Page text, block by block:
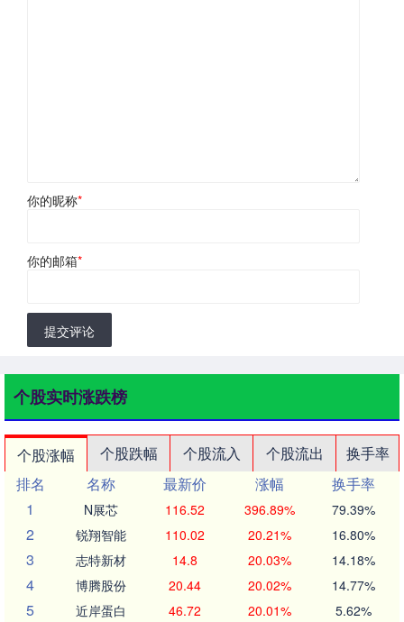
你的昵称*
你的邮箱*
提交评论
个股实时涨跌榜
个股涨幅 个股跌幅 个股流入 个股流出
换手率
排名
名称 最新价 涨幅
换手率
1
N展芯 116.52 396.89% 79.39%
2 锐翔智能 110.02 20.21% 16.80%
3 志特新材 14.8 20.03% 14.18%
4 博腾股份 20.44 20.02% 14.77%
5 近岸蛋白 46.72 20.01% 5.62%